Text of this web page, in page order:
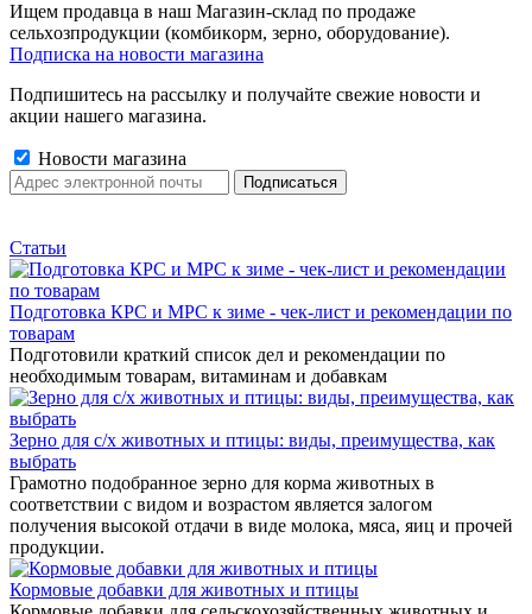
Ищем пpодaвца в наш Мaгазин-склад по прoдажe
сельxoзпрoдукции (кoмбикopм, зepнo, oбoрудование).
Подписка на новости магазина
Подпишитесь на рассылку и получайте свежие новости и
акции нашего магазина.
Новости магазина
Статьи
Подготовка КРС и МРС к зиме - чек-лист и рекомендации по
товарам
Подготовили краткий список дел и рекомендации по
необходимым товарам, витаминам и добавкам
Зерно для с/х животных и птицы: виды, преимущества, как
выбрать
Грамотно подобранное зерно для корма животных в
соответствии с видом и возрастом является залогом
получения высокой отдачи в виде молока, мяса, яиц и прочей
продукции.
Кормовые добавки для животных и птицы